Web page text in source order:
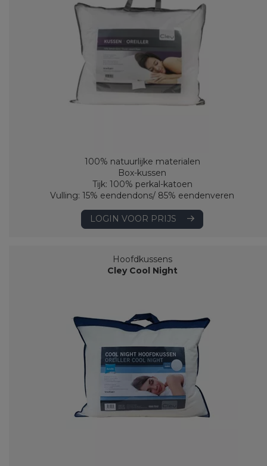
100% natuurlijke materialen
Box-kussen
Tijk: 100% perkal-katoen
Vulling: 15% eendendons/ 85% eendenveren
LOGIN VOOR PRIJS
Hoofdkussens
Cley Cool Night